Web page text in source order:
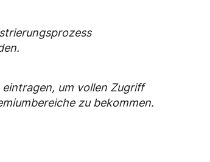
um vollen Zugriff
zu bekommen.